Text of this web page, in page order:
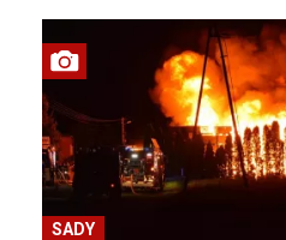
SADY